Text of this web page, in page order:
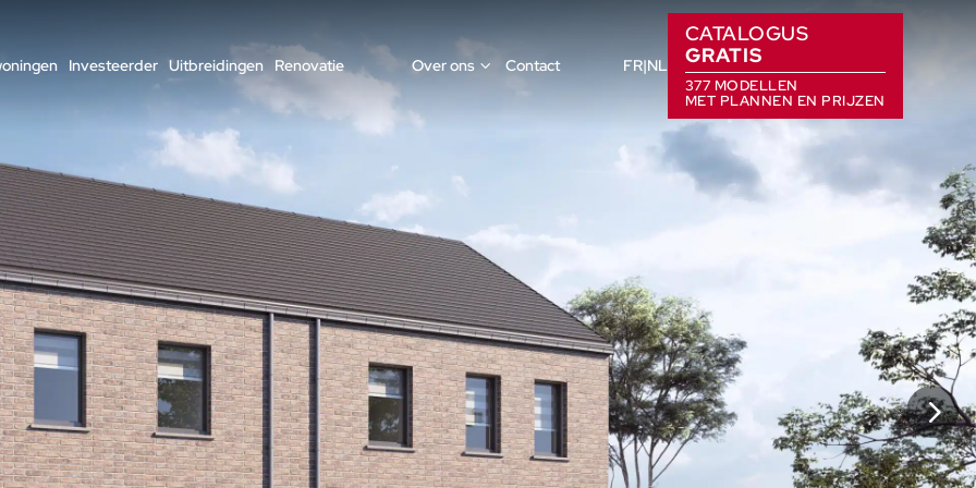
Investeerder Uitbreidingen Renovatie Over ons Contact FR NL
CATALOGUS
GRATIS
377 MODELLEN
MET PLANNEN EN PRIJZEN